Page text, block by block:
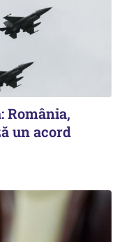
România,
un acord